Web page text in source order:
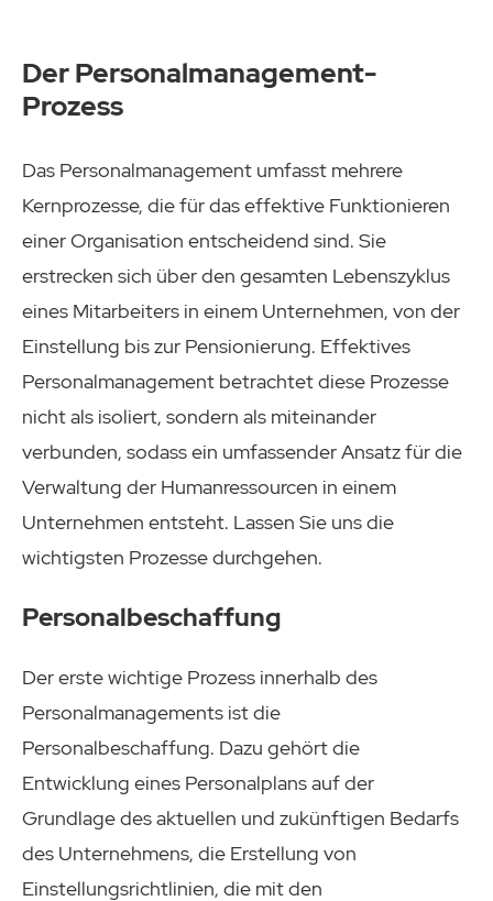
Der Personalmanagement-
Prozess
Das Personalmanagement umfasst mehrere
Kernprozesse, die für das effektive Funktionieren
einer Organisation entscheidend sind. Sie
erstrecken sich über den gesamten Lebenszyklus
eines Mitarbeiters in einem Unternehmen, von der
Einstellung bis zur Pensionierung. Effektives
Personalmanagement betrachtet diese Prozesse
nicht als isoliert, sondern als miteinander
verbunden, sodass ein umfassender Ansatz für die
Verwaltung der Humanressourcen in einem
Unternehmen entsteht. Lassen Sie uns die
wichtigsten Prozesse durchgehen.
Personalbeschaffung
Der erste wichtige Prozess innerhalb des
Personalmanagements ist die
Personalbeschaffung. Dazu gehört die
Entwicklung eines Personalplans auf der
Grundlage des aktuellen und zukünftigen Bedarfs
des Unternehmens, die Erstellung von
Einstellungsrichtlinien, die mit den